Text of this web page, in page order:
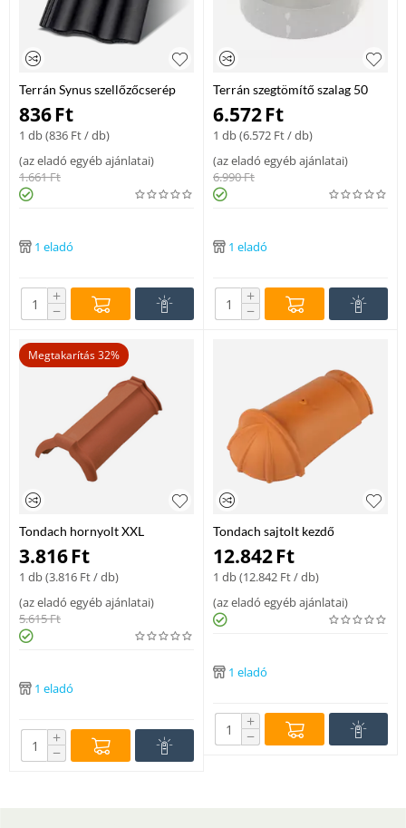
Terrán Synus szellőzőcserép
Elegant fekete
836Ft
1 db (836 Ft/ db)
(az eladó egyéb ajánlatai)
1.661Ft
1 eladó
+
−
Terrán szegtömítő szalag 50
mm TPK Super
6.572Ft
1 db (6.572 Ft/ db)
(az eladó egyéb ajánlatai)
6.990Ft
1 eladó
+
−
Megtakarítás 32%
Tondach hornyolt XXL
gerinccserép terrakotta
3.816Ft
1 db (3.816 Ft/ db)
(az eladó egyéb ajánlatai)
5.615Ft
1 eladó
+
−
Tondach sajtolt kezdő
gerinccserép téglavörös-
csornai 17cm
12.842Ft
1 db (12.842 Ft/ db)
(az eladó egyéb ajánlatai)
1 eladó
+
−